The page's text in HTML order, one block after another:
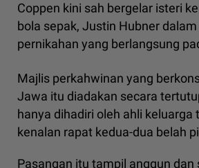
Coppen kini sah bergelar isteri
bola sepak, Justin Hubner
pernikahan yang berlangsung
Majlis perkahwinan yang
Jawa itu diadakan secara
hanya dihadiri oleh ahli keluarga
kenalan rapat kedua-dua belah
Pasangan itu tampil anggun dan